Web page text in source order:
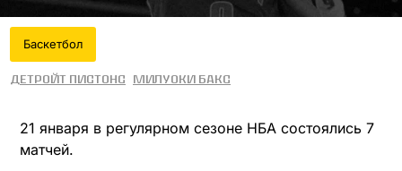
Баскетбол
Детройт Пистонс Милуоки Бакс
21 января в регулярном сезоне НБА состоялись 7
матчей.